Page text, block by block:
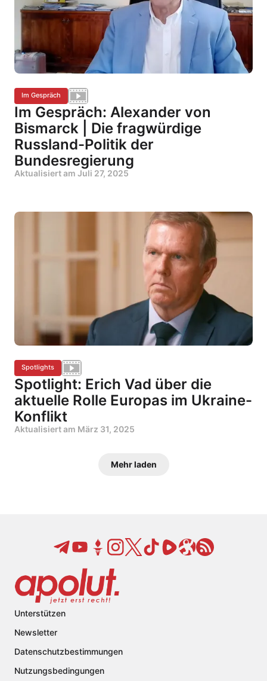
Im Gespräch
Im Gespräch: Alexander von
Bismarck | Die fragwürdige
Russland-Politik der
Bundesregierung
Aktualisiert am Juli 27, 2025
Spotlights
Spotlight: Erich Vad über die
aktuelle Rolle Europas im Ukraine-
Konflikt
Aktualisiert am März 31, 2025
Mehr laden
Unterstützen
Newsletter
Datenschutzbestimmungen
Nutzungsbedingungen